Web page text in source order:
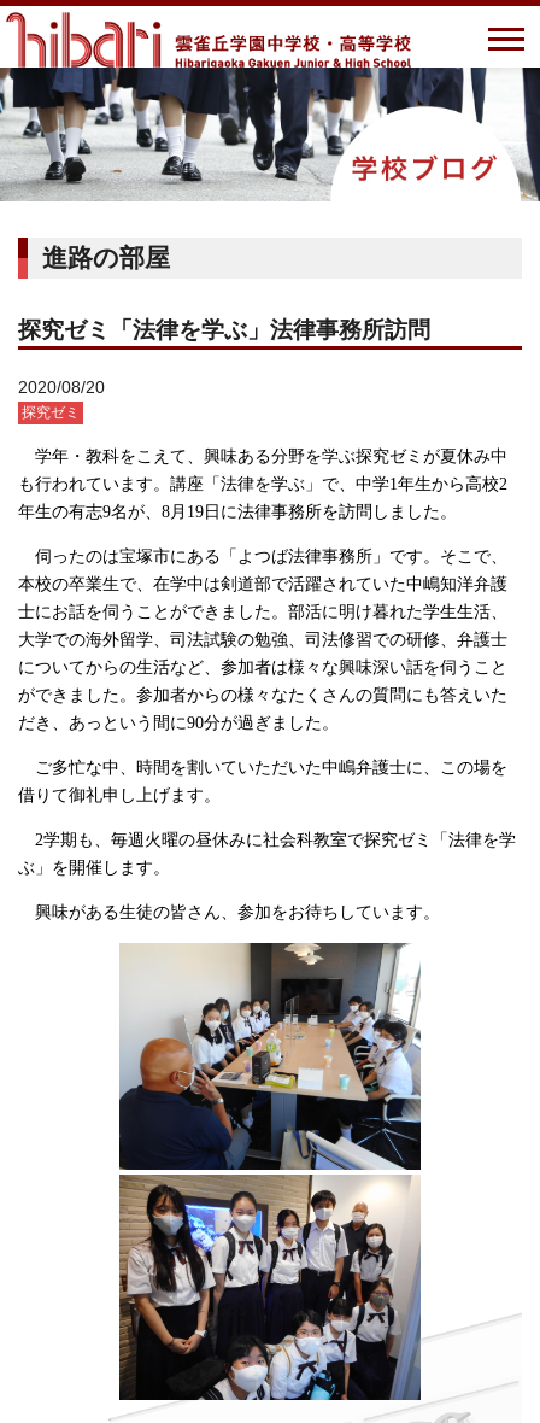
進路の部屋
探究ゼミ「法律を学ぶ」法律事務所訪問
2020/08/20
探究ゼミ
学年・教科をこえて、興味ある分野を学ぶ探究ゼミが夏休み中
も行われています。講座「法律を学ぶ」で、 中学1年生から高校2
年生の有志9名が、8月19日に法律事務所を訪問しました。
伺ったのは宝塚市にある「よつば法律事務所」です。そこで、
本校の卒業生で、在学中は剣道部で活躍されていた中嶋知洋弁護
士にお話を伺うことができました。 部活に明け暮れた学生生活、
大学での海外留学、司法試験の勉強、司法修習での研修、弁護士
についてからの生活など、参加者は様々な興味深い話を伺うこと
ができました。参加者からの様々なたくさんの質問にも答えいた
だき、あっという間に90分が過ぎました。
ご多忙な中、時間を割いていただいた中嶋弁護士に、この場を
借りて御礼申し上げます。
2学期も、毎週火曜の昼休みに社会科教室で探究ゼミ「法律を学
ぶ」 を開催します。
興味がある生徒の皆さん、参加をお待ちしています。